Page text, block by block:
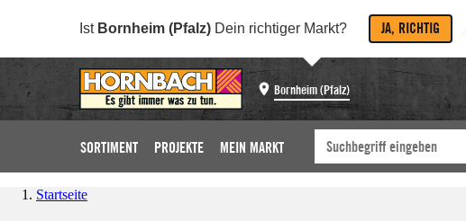
Ist Bornheim (Pfalz) Dein richtiger Markt? JA, RICHTIG
Bornheim (Pfalz)
SORTIMENT PROJEKTE MEIN MARKT
Startseite